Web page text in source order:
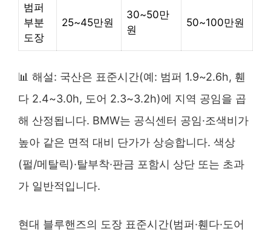
범퍼
부분
도장
25~45만원
30~50만
원
50~100만원
📊 해설: 국산은 표준시간(예: 범퍼 1.9~2.6h, 휀
다 2.4~3.0h, 도어 2.3~3.2h)에 지역 공임을 곱
해 산정됩니다. BMW는 공식센터 공임·조색비가
높아 같은 면적 대비 단가가 상승합니다. 색상
(펄/메탈릭)·탈부착·판금 포함시 상단 또는 초과
가 일반적입니다.
현대 블루핸즈의 도장 표준시간(범퍼·휀다·도어